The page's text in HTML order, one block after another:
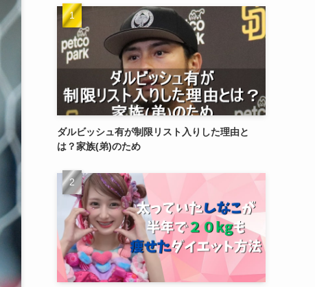
ダルビッシュ有が制限リスト入りした理由と
は？家族(弟)のため